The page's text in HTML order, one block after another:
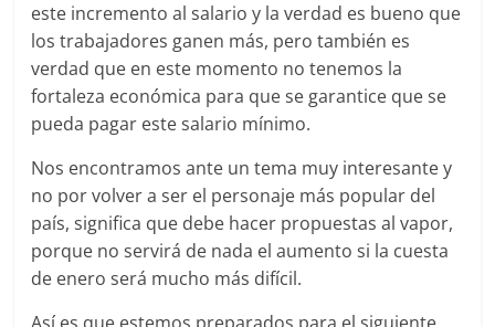
este incremento al salario y la verdad es bueno que
los trabajadores ganen más, pero también es
verdad que en este momento no tenemos la
fortaleza económica para que se garantice que se
pueda pagar este salario mínimo.
Nos encontramos ante un tema muy interesante y
no por volver a ser el personaje más popular del
país, significa que debe hacer propuestas al vapor,
porque no servirá de nada el aumento si la cuesta
de enero será mucho más difícil.